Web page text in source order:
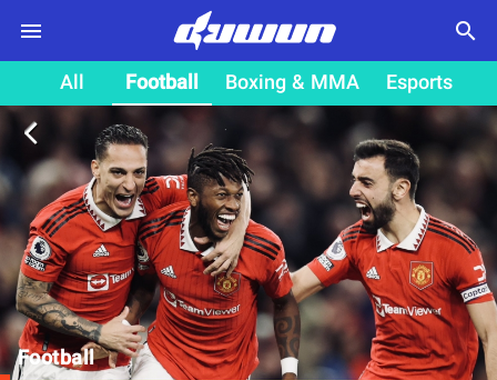
search
All Football Boxing & MMA Esports
arrow_back_ios
Football